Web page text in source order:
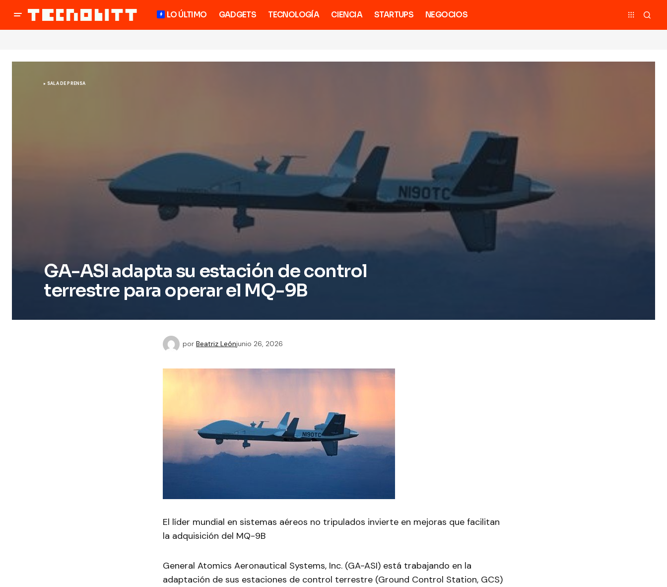
LO ÚLTIMO GADGETS TECNOLOGÍA CIENCIA STARTUPS NEGOCIOS
SALA DE PRENSA
GA-ASI adapta su estación de control
terrestre para operar el MQ-9B
por Beatriz Leónjunio 26, 2026
El líder mundial en sistemas aéreos no tripulados invierte en mejoras que facilitan
la adquisición del MQ-9B
General Atomics Aeronautical Systems, Inc. (GA-ASI) está trabajando en la
adaptación de sus estaciones de control terrestre (Ground Control Station, GCS)